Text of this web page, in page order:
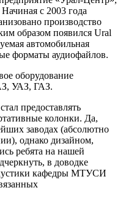
с 2003 года
производство
образом появился Ural
автомобильная
форматы аудиофайлов.
оборудование
УАЗ, ГАЗ.
предоставлять
колонки. Да,
заводах (абсолютно
однако дизайном,
ребята на нашей
в доводке
кафедры МТУСИ